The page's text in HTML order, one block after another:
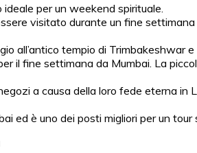
ideale per un weekend spirituale.
visitato durante un fine
all’antico tempio di Trimbakeshwar
il fine settimana da Mumbai. La
a causa della loro fede eterna in
ed è uno dei posti migliori per un